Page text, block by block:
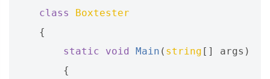
class
Boxtester
{
static
void Main ( string [] args )
{